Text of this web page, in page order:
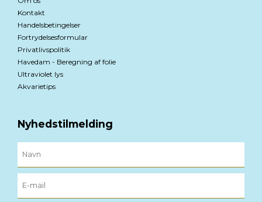
Kontakt
Handelsbetingelser
Fortrydelsesformular
Privatlivspolitik
Havedam - Beregning af folie
Ultraviolet lys
Akvarietips
Nyhedstilmelding